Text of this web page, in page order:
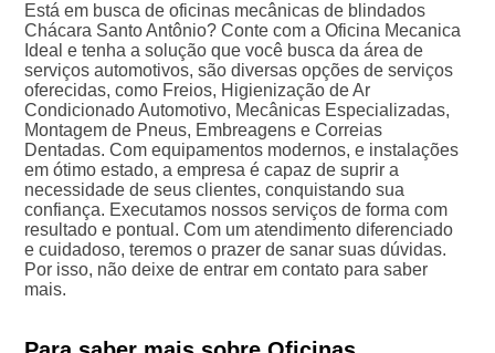
Está em busca de oficinas mecânicas de blindados
Chácara Santo Antônio? Conte com a Oficina Mecanica
Ideal e tenha a solução que você busca da área de
serviços automotivos, são diversas opções de serviços
oferecidas, como Freios, Higienização de Ar
Condicionado Automotivo, Mecânicas Especializadas,
Montagem de Pneus, Embreagens e Correias
Dentadas. Com equipamentos modernos, e instalações
em ótimo estado, a empresa é capaz de suprir a
necessidade de seus clientes, conquistando sua
confiança. Executamos nossos serviços de forma com
resultado e pontual. Com um atendimento diferenciado
e cuidadoso, teremos o prazer de sanar suas dúvidas.
Por isso, não deixe de entrar em contato para saber
mais.